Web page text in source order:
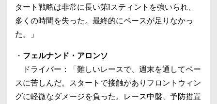
タート戦略は非常に長い第1スティントを強いられ、
多くの時間を失った。最終的にペースが足りなかっ
た。」
・ フェルナンド・アロンソ
ドライバー：「難しいレースで、週末を通してペー
スに苦しんだ。スタートで接触がありフロントウィン
グに軽微なダメージを負った。レース中盤、予防措置